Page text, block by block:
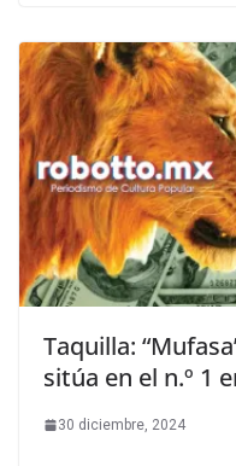
Taquilla:
sitúa en el n.º 1
30 diciembre, 2024